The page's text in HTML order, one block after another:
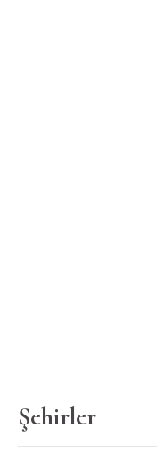
Şehirler